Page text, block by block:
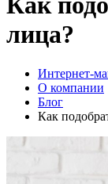
лица?
Интернет-
О компании
Блог
Как